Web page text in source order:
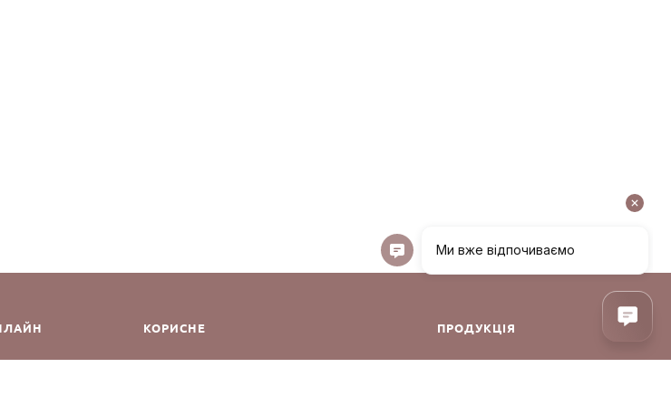
КОРИСНЕ ПРОДУКЦІЯ